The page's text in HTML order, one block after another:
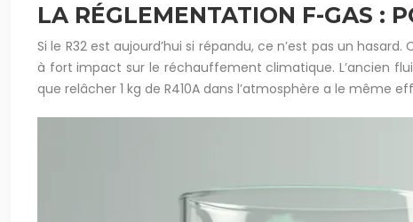
LA RÉGLEMENTATION F-GAS :
Si le R32 est aujourd’hui si répandu, ce n’est pas un
à fort impact sur le réchauffement climatique. L’ancien
que relâcher 1 kg de R410A dans l’atmosphère a le même